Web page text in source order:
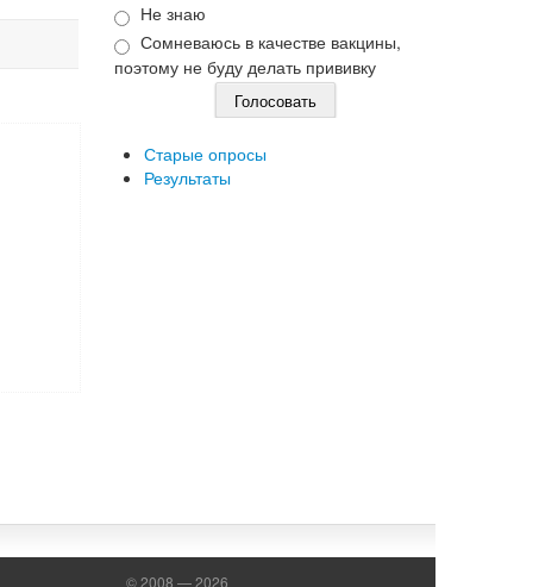
Не знаю
Сомневаюсь в качестве вакцины,
поэтому не буду делать прививку
Старые опросы
Результаты
© 2008 — 2026